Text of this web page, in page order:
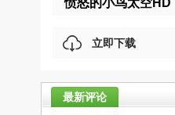
立即下载
最新评论